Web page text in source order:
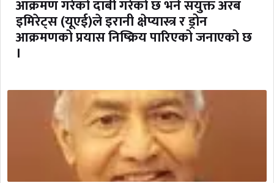
आक्रमण गरेको दाबी गरेको छ भने संयुक्त अरब
इमिरेट्स (यूएई)ले इरानी क्षेप्यास्त्र र ड्रोन
आक्रमणको प्रयास निष्क्रिय पारिएको जनाएको छ
।